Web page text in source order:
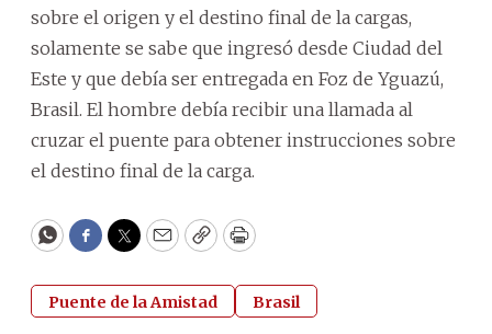
sobre el origen y el destino final de la cargas,
solamente se sabe que ingresó desde Ciudad del
Este y que debía ser entregada en Foz de Yguazú,
Brasil. El hombre debía recibir una llamada al
cruzar el puente para obtener instrucciones sobre
el destino final de la carga.
WhatsApp
Facebook
Twitter
EmailCopyPrint
Puente de la Amistad Brasil